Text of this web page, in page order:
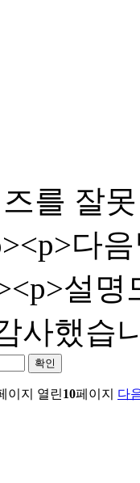
를 잘
다
설
사했습
확인
이지 열린10페이지 다